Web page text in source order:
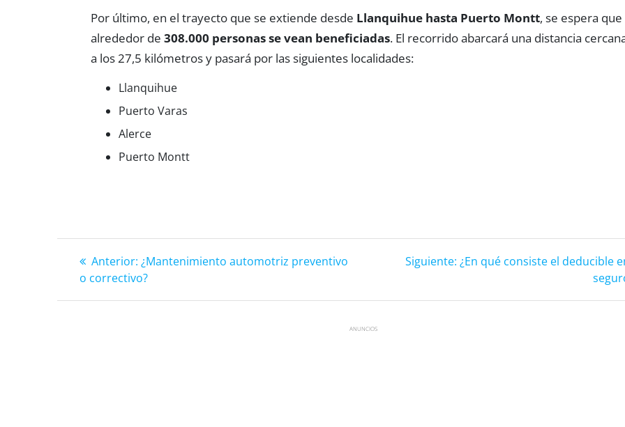
Por último, en el trayecto que se extiende desde Llanquihue hasta Puerto Montt, se espera que
alrededor de308.000 personas se vean beneficiadas. El recorrido abarcará una distancia
a los 27,5 kilómetros y pasará por las siguientes localidades:
Llanquihue
Puerto Varas
Alerce
Puerto Montt
Navegación
de
Anterior: Anterior:
¿Mantenimiento automotriz preventivo
o correctivo?
Siguiente: Siguiente:
¿En qué consiste el deducible
ANUNCIOS